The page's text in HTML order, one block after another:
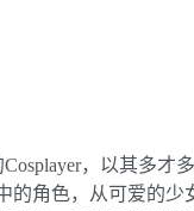
，以其多
角色，从可爱的